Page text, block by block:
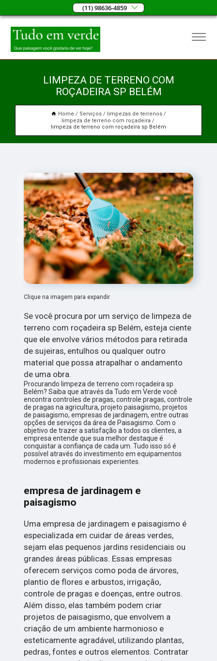
(11) 98636-4859
LIMPEZA DE TERRENO COM
ROÇADEIRA SP BELÉM
Home Serviços
limpezas de terrenos
limpeza de terreno com roçadeira
limpeza de terreno com roçadeira sp Belém
Clique na imagem para expandir
Se você procura por um serviço de limpeza de
terreno com roçadeira sp Belém, esteja ciente
que ele envolve vários métodos para retirada
de sujeiras, entulhos ou qualquer outro
material que possa atrapalhar o andamento
de uma obra.
Procurando limpeza de terreno com roçadeira sp
Belém? Saiba que através da Tudo em Verde você
encontra controles de pragas, controle pragas, controle
de pragas na agricultura, projeto paisagismo, projetos
de paisagismo, empresas de jardinagem, entre outras
opções de serviços da área de Paisagismo. Com o
objetivo de trazer a satisfação a todos os clientes, a
empresa entende que sua melhor destaque é
conquistar a confiança de cada um. Tudo isso só é
possível através do investimento em equipamentos
modernos e profissionais experientes.
empresa de jardinagem e
paisagismo
Uma empresa de jardinagem e paisagismo é
especializada em cuidar de áreas verdes,
sejam elas pequenos jardins residenciais ou
grandes áreas públicas. Essas empresas
oferecem serviços como poda de árvores,
plantio de flores e arbustos, irrigação,
controle de pragas e doenças, entre outros.
Além disso, elas também podem criar
projetos de paisagismo, que envolvem a
criação de um ambiente harmonioso e
esteticamente agradável, utilizando plantas,
pedras, fontes e outros elementos. Contratar